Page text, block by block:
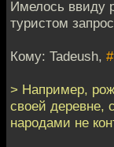
Имелось ввиду
туристом
Кому: Tadeush,
> Например,
своей деревне,
народами не